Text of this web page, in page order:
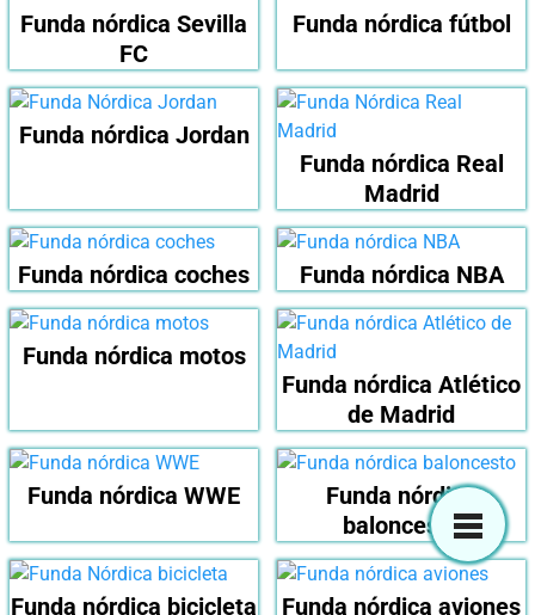
Funda nórdica Sevilla
FC
Funda nórdica fútbol
Funda nórdica Jordan
Funda nórdica Real
Madrid
Funda nórdica coches Funda nórdica NBA
Funda nórdica motos
Funda nórdica Atlético
de Madrid
Funda nórdica WWE
Funda nórdica
baloncesto
Funda nórdica bicicleta Funda nórdica aviones